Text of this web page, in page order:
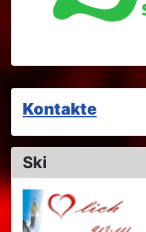
Kontakte
Ski